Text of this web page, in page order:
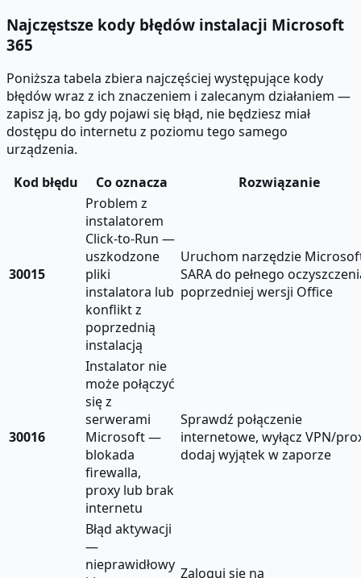
Najczęstsze kody błędów instalacji Microsoft
365
Poniższa tabela zbiera najczęściej występujące kody
błędów wraz z ich znaczeniem i zalecanym działaniem —
zapisz ją, bo gdy pojawi się błąd, nie będziesz miał
dostępu do internetu z poziomu tego samego
urządzenia.
Kod błędu
Co oznacza Rozwiązanie
30015
Problem z
instalatorem
Click-to-Run —
uszkodzone
pliki
instalatora lub
konflikt z
poprzednią
instalacją
Uruchom narzędzie
SARA do pełnego
poprzedniej wersji Office
30016
Instalator nie
może połączyć
się z
serwerami
Microsoft —
blokada
firewalla,
proxy lub brak
internetu
Sprawdź połączenie
internetowe, wyłącz VPN/
dodaj wyjątek w zaporze
Błąd aktywacji
—
nieprawidłowy Zaloguj się na